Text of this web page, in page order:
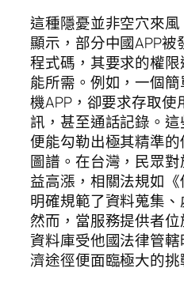
這種隱憂並非空穴來
顯示，部分中國APP
程式碼，其要求的權
能所需。例如，一個
機APP，卻要求存取
訊，甚至通話記錄。這
便能勾勒出極其精準
圖譜。在台灣，民眾
益高漲，相關法規如
明確規範了資料蒐集
然而，當服務提供者
資料庫受他國法律管
濟途徑便面臨極大的挑